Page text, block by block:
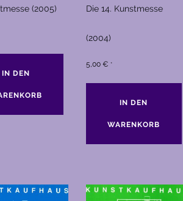
(2005)
IN DEN
Die 14. Kunstmesse
(2004)
5,00 € *
IN DEN
WARENKORB